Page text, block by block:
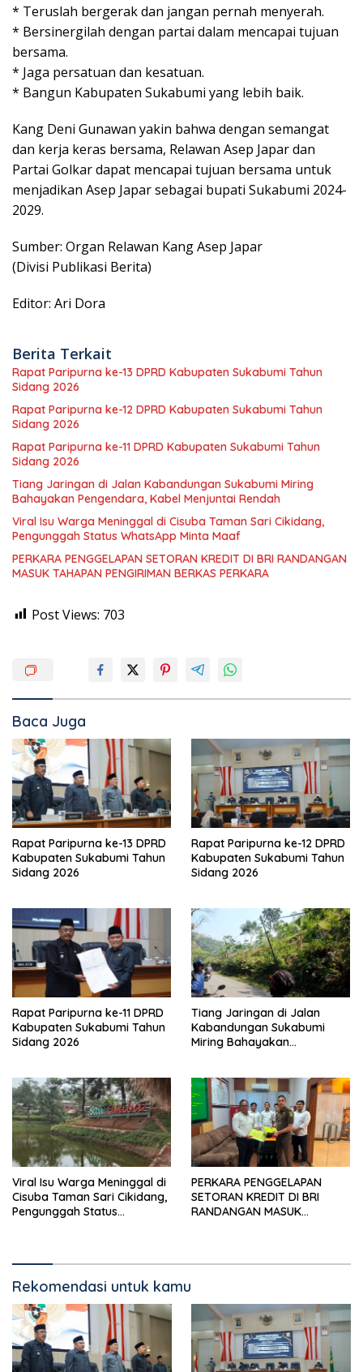
* Teruslah bergerak dan jangan pernah menyerah.
* Bersinergilah dengan partai dalam mencapai tujuan
bersama.
* Jaga persatuan dan kesatuan.
* Bangun Kabupaten Sukabumi yang lebih baik.
Kang Deni Gunawan yakin bahwa dengan semangat
dan kerja keras bersama, Relawan Asep Japar dan
Partai Golkar dapat mencapai tujuan bersama untuk
menjadikan Asep Japar sebagai bupati Sukabumi 2024-
2029.
Sumber: Organ Relawan Kang Asep Japar
(Divisi Publikasi Berita)
Editor: Ari Dora
Berita Terkait
Rapat Paripurna ke-13 DPRD Kabupaten Sukabumi Tahun
Sidang 2026
Rapat Paripurna ke-12 DPRD Kabupaten Sukabumi Tahun
Sidang 2026
Rapat Paripurna ke-11 DPRD Kabupaten Sukabumi Tahun
Sidang 2026
Tiang Jaringan di Jalan Kabandungan Sukabumi Miring
Bahayakan Pengendara, Kabel Menjuntai Rendah
Viral Isu Warga Meninggal di Cisuba Taman Sari Cikidang,
Pengunggah Status WhatsApp Minta Maaf
PERKARA PENGGELAPAN SETORAN KREDIT DI BRI RANDANGAN
MASUK TAHAPAN PENGIRIMAN BERKAS PERKARA
Post Views: 703
Baca Juga
Rapat Paripurna ke-13 DPRD
Kabupaten Sukabumi Tahun
Sidang 2026
Rapat Paripurna ke-12 DPRD
Kabupaten Sukabumi Tahun
Sidang 2026
Rapat Paripurna ke-11 DPRD
Kabupaten Sukabumi Tahun
Sidang 2026
Tiang Jaringan di Jalan
Kabandungan Sukabumi
Miring Bahayakan
Viral Isu Warga Meninggal di
Cisuba Taman Sari Cikidang,
Pengunggah Status
PERKARA PENGGELAPAN
SETORAN KREDIT DI BRI
RANDANGAN MASUK
Rekomendasi untuk kamu